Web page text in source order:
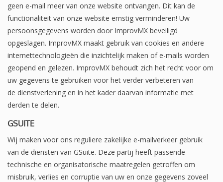
geen e-mail meer van onze website ontvangen. Dit kan de
functionaliteit van onze website ernstig verminderen! Uw
persoonsgegevens worden door ImprovMX beveiligd
opgeslagen. ImprovMX maakt gebruik van cookies en andere
internettechnologieën die inzichtelijk maken of e-mails worden
geopend en gelezen. ImprovMX behoudt zich het recht voor om
uw gegevens te gebruiken voor het verder verbeteren van
de dienstverlening en in het kader daarvan informatie met
derden te delen.
GSUITE
Wij maken voor ons reguliere zakelijke e-mailverkeer gebruik
van de diensten van GSuite. Deze partij heeft passende
technische en organisatorische maatregelen getroffen om
misbruik, verlies en corruptie van uw en onze gegevens zoveel